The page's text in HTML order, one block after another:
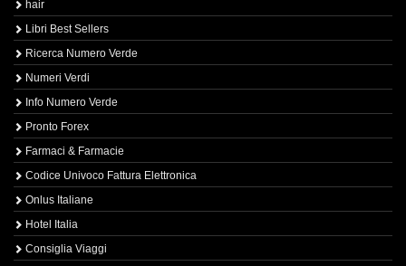
hair
Libri Best Sellers
Ricerca Numero Verde
Numeri Verdi
Info Numero Verde
Pronto Forex
Farmaci & Farmacie
Codice Univoco Fattura Elettronica
Onlus Italiane
Hotel Italia
Consiglia Viaggi